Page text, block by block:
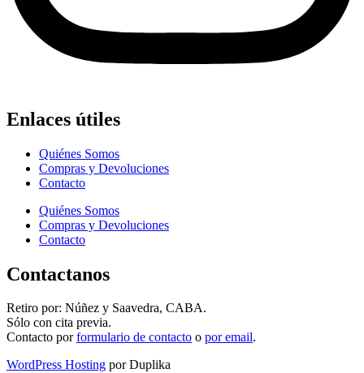
Enlaces útiles
Quiénes Somos
Compras y Devoluciones
Contacto
Quiénes Somos
Compras y Devoluciones
Contacto
Contactanos
Retiro por: Núñez y Saavedra, CABA.
Sólo con cita previa.
Contacto porformulario de contacto o por email.
WordPress Hosting por Duplika